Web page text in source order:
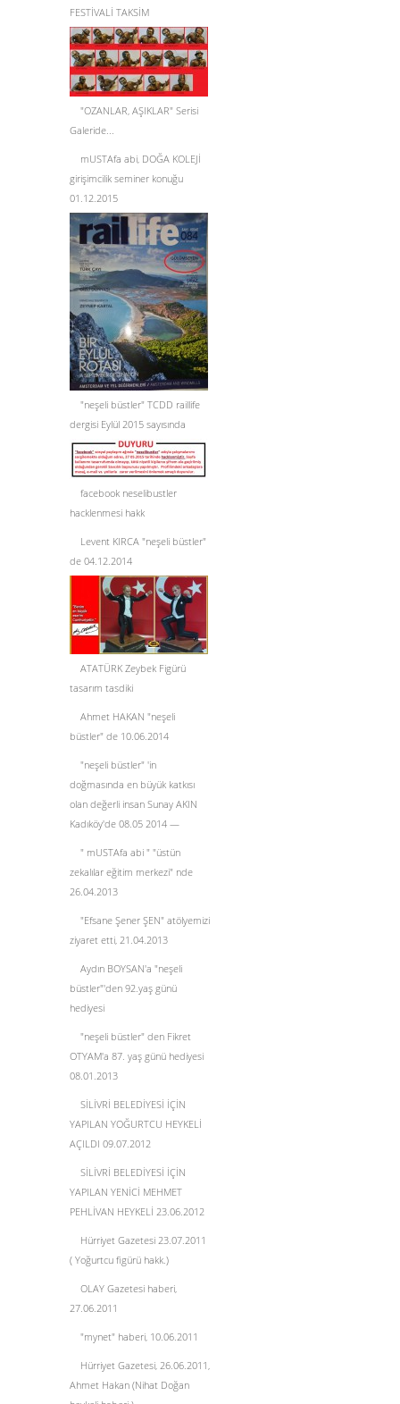
FESTİVALİ TAKSİM
"OZANLAR, AŞIKLAR" Serisi
Galeride...
mUSTAfa abi, DOĞA KOLEJİ
girişimcilik seminer konuğu
01.12.2015
"neşeli büstler" TCDD raillife
dergisi Eylül 2015 sayısında
facebook neselibustler
hacklenmesi hakk
Levent KIRCA "neşeli büstler"
de 04.12.2014
ATATÜRK Zeybek Figürü
tasarım tasdiki
Ahmet HAKAN "neşeli
büstler" de 10.06.2014
"neşeli büstler" 'in
doğmasında en büyük katkısı
olan değerli insan Sunay AKIN
Kadıköy'de 08.05 2014 —
" mUSTAfa abi " "üstün
zekalılar eğitim merkezi" nde
26.04.2013
"Efsane Şener ŞEN" atölyemizi
ziyaret etti, 21.04.2013
Aydın BOYSAN'a "neşeli
büstler"'den 92.yaş günü
hediyesi
"neşeli büstler" den Fikret
OTYAM'a 87. yaş günü hediyesi
08.01.2013
SİLİVRİ BELEDİYESİ İÇİN
YAPILAN YOĞURTCU HEYKELİ
AÇILDI 09.07.2012
SİLİVRİ BELEDİYESİ İÇİN
YAPILAN YENİCİ MEHMET
PEHLİVAN HEYKELİ 23.06.2012
Hürriyet Gazetesi 23.07.2011
( Yoğurtcu figürü hakk.)
OLAY Gazetesi haberi,
27.06.2011
"mynet" haberi, 10.06.2011
Hürriyet Gazetesi, 26.06.2011,
Ahmet Hakan (Nihat Doğan